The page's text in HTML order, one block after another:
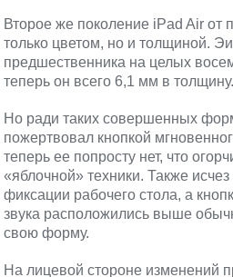
Второе же поколение iPad Air от
только цветом, но и толщиной.
предшественника на целых
теперь он всего 6,1 мм в толщину.
Но ради таких совершенных
пожертвовал кнопкой
теперь ее попросту нет, что
«яблочной» техники. Также
фиксации рабочего стола, а
звука расположились выше
свою форму.
На лицевой стороне изменений